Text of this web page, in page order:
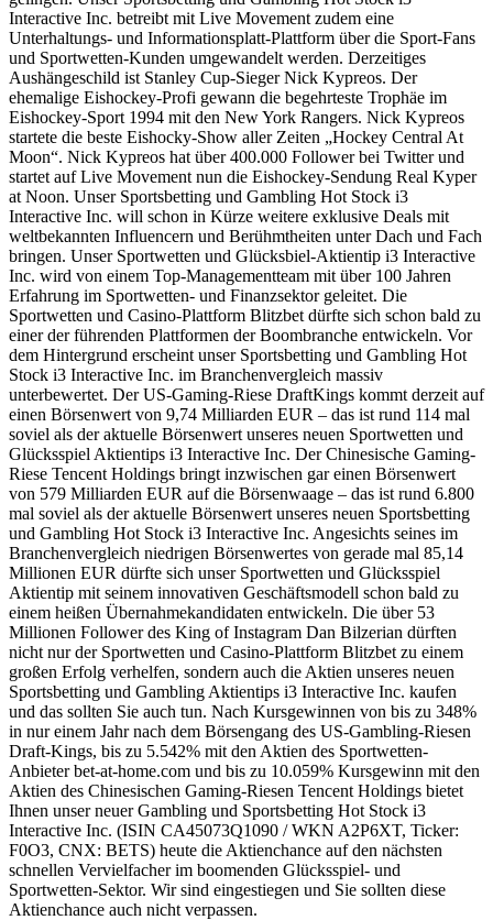
Interactive Inc. betreibt mit Live Movement zudem eine
Unterhaltungs- und Informationsplatt-Plattform über die Sport-Fans
und Sportwetten-Kunden umgewandelt werden. Derzeitiges
Aushängeschild ist Stanley Cup-Sieger Nick Kypreos. Der
ehemalige Eishockey-Profi gewann die begehrteste Trophäe im
Eishockey-Sport 1994 mit den New York Rangers. Nick Kypreos
startete die beste Eishocky-Show aller Zeiten „Hockey Central At
Moon“. Nick Kypreos hat über 400.000 Follower bei Twitter und
startet auf Live Movement nun die Eishockey-Sendung Real Kyper
at Noon. Unser Sportsbetting und Gambling Hot Stock i3
Interactive Inc. will schon in Kürze weitere exklusive Deals mit
weltbekannten Influencern und Berühmtheiten unter Dach und Fach
bringen. Unser Sportwetten und Glücksbiel-Aktientip i3 Interactive
Inc. wird von einem Top-Managementteam mit über 100 Jahren
Erfahrung im Sportwetten- und Finanzsektor geleitet. Die
Sportwetten und Casino-Plattform Blitzbet dürfte sich schon bald zu
einer der führenden Plattformen der Boombranche entwickeln. Vor
dem Hintergrund erscheint unser Sportsbetting und Gambling Hot
Stock i3 Interactive Inc. im Branchenvergleich massiv
unterbewertet. Der US-Gaming-Riese DraftKings kommt derzeit auf
einen Börsenwert von 9,74 Milliarden EUR – das ist rund 114 mal
soviel als der aktuelle Börsenwert unseres neuen Sportwetten und
Glücksspiel Aktientips i3 Interactive Inc. Der Chinesische Gaming-
Riese Tencent Holdings bringt inzwischen gar einen Börsenwert
von 579 Milliarden EUR auf die Börsenwaage – das ist rund 6.800
mal soviel als der aktuelle Börsenwert unseres neuen Sportsbetting
und Gambling Hot Stock i3 Interactive Inc. Angesichts seines im
Branchenvergleich niedrigen Börsenwertes von gerade mal 85,14
Millionen EUR dürfte sich unser Sportwetten und Glücksspiel
Aktientip mit seinem innovativen Geschäftsmodell schon bald zu
einem heißen Übernahmekandidaten entwickeln. Die über 53
Millionen Follower des King of Instagram Dan Bilzerian dürften
nicht nur der Sportwetten und Casino-Plattform Blitzbet zu einem
großen Erfolg verhelfen, sondern auch die Aktien unseres neuen
Sportsbetting und Gambling Aktientips i3 Interactive Inc. kaufen
und das sollten Sie auch tun. Nach Kursgewinnen von bis zu 348%
in nur einem Jahr nach dem Börsengang des US-Gambling-Riesen
Draft-Kings, bis zu 5.542% mit den Aktien des Sportwetten-
Anbieter bet-at-home.com und bis zu 10.059% Kursgewinn mit den
Aktien des Chinesischen Gaming-Riesen Tencent Holdings bietet
Ihnen unser neuer Gambling und Sportsbetting Hot Stock i3
Interactive Inc. (ISIN CA45073Q1090 / WKN A2P6XT, Ticker:
F0O3, CNX: BETS) heute die Aktienchance auf den nächsten
schnellen Vervielfacher im boomenden Glücksspiel- und
Sportwetten-Sektor. Wir sind eingestiegen und Sie sollten diese
Aktienchance auch nicht verpassen.